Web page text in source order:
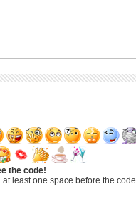
the code!
least one space before the code.